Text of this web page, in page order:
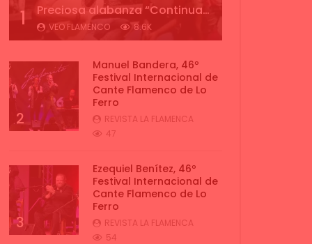
1 Preciosa alabanza “Continua” cantada por ALBA CORTES acompañada de IVAN a la guitarra | VEOFLAMENCO
VEO FLAMENCO 8.6K
2
Manuel Bandera, 46º
Festival Internacional de
Cante Flamenco de Lo
Ferro
REVISTA LA FLAMENCA
47
3
Ezequiel Benítez, 46º
Festival Internacional de
Cante Flamenco de Lo
Ferro
REVISTA LA FLAMENCA
54